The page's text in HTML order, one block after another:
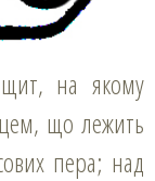
що лежить
пера; над